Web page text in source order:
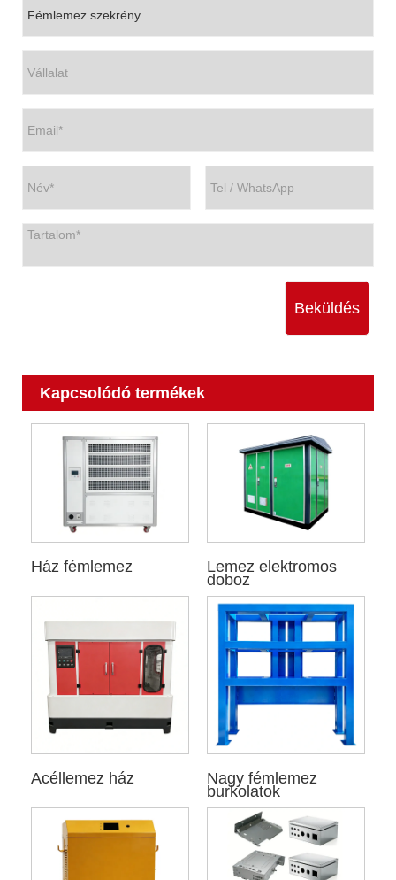
Beküldés
Kapcsolódó termékek
Ház fémlemez Lemez elektromos
doboz
Acéllemez ház Nagy fémlemez
burkolatok